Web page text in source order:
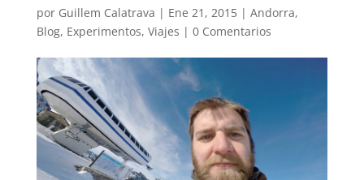
por Guillem Calatrava | Ene 21, 2015| Andorra,
Blog, Experimentos, Viajes | 0 Comentarios